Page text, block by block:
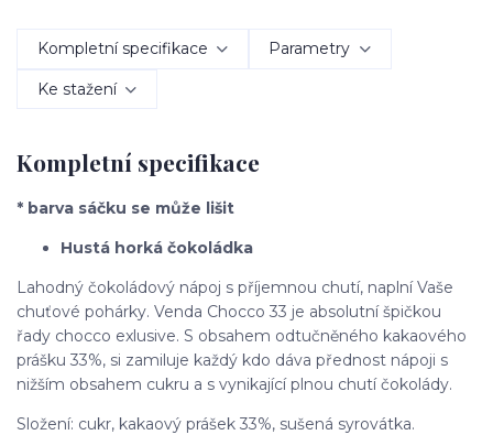
Kompletní specifikace Parametry
Ke stažení
Kompletní specifikace
* barva sáčku se může lišit
Hustá horká čokoládka
Lahodný čokoládový nápoj s příjemnou chutí, naplní Vaše
chuťové pohárky. Venda Chocco 33 je absolutní špičkou
řady chocco exlusive. S obsahem odtučněného kakaového
prášku 33%, si zamiluje každý kdo dáva přednost nápoji s
nižším obsahem cukru a s vynikající plnou chutí čokolády.
Složení: cukr, kakaový prášek 33%, sušená syrovátka.